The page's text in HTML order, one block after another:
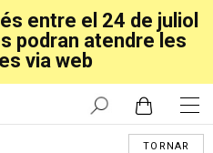
entre el 24 de juliol
podran atendre les
via web
TORNAR